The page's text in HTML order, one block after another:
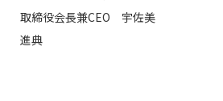
取締役会長兼CEO 宇佐美
進典